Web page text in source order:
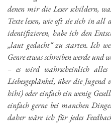
denen mir die Leser schildern,
Texte lesen, wie oft sie sich in
identifizieren, habe ich den
„laut gedacht“ zu starten. Ich
Genre etwas schreiben werde und
– es wird wahrscheinlich alles
Liebesgeplänkel, über die
hihi) oder einfach ein wenig
einfach gerne bei manchen
daher wäre ich für jedes